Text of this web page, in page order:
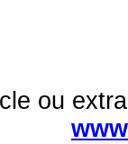
ou